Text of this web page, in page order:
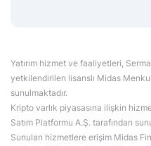
Yatırım hizmet ve faaliyetleri,
yetkilendirilen lisanslı Midas
sunulmaktadır.
Kripto varlık piyasasına ilişkin
Satım Platformu A.Ş. tarafından
Sunulan hizmetlere erişim Midas